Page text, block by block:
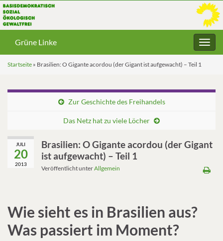
Grüne Linke
Startseite » Brasilien: O Gigante acordou (der Gigant ist aufgewacht) – Teil 1
Zur Geschichte des Freihandels
Das Netz hat zu viele Löcher
JULI
20
2013
Brasilien: O Gigante acordou (der Gigant
ist aufgewacht) – Teil 1
Veröffentlicht unterAllgemein
Wie sieht es in Brasilien aus?
Was passiert im Moment?